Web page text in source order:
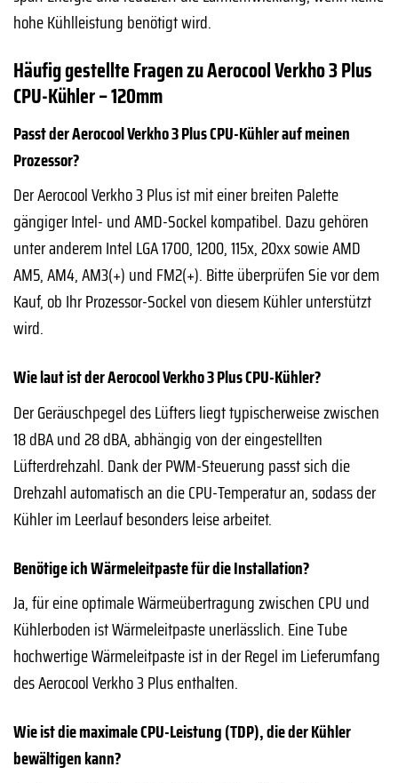
hohe Kühlleistung benötigt wird.
Häufig gestellte Fragen zu Aerocool Verkho 3 Plus
CPU-Kühler – 120mm
Passt der Aerocool Verkho 3 Plus CPU-Kühler auf meinen
Prozessor?
Der Aerocool Verkho 3 Plus ist mit einer breiten Palette
gängiger Intel- und AMD-Sockel kompatibel. Dazu gehören
unter anderem Intel LGA 1700, 1200, 115x, 20xx sowie AMD
AM5, AM4, AM3(+) und FM2(+). Bitte überprüfen Sie vor dem
Kauf, ob Ihr Prozessor-Sockel von diesem Kühler unterstützt
wird.
Wie laut ist der Aerocool Verkho 3 Plus CPU-Kühler?
Der Geräuschpegel des Lüfters liegt typischerweise zwischen
18 dBA und 28 dBA, abhängig von der eingestellten
Lüfterdrehzahl. Dank der PWM-Steuerung passt sich die
Drehzahl automatisch an die CPU-Temperatur an, sodass der
Kühler im Leerlauf besonders leise arbeitet.
Benötige ich Wärmeleitpaste für die Installation?
Ja, für eine optimale Wärmeübertragung zwischen CPU und
Kühlerboden ist Wärmeleitpaste unerlässlich. Eine Tube
hochwertige Wärmeleitpaste ist in der Regel im Lieferumfang
des Aerocool Verkho 3 Plus enthalten.
Wie ist die maximale CPU-Leistung (TDP), die der Kühler
bewältigen kann?